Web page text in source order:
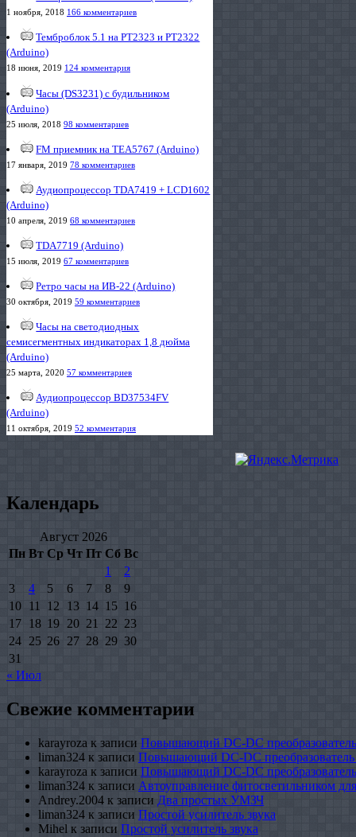
1 ноября, 2018 166 комментариев
Темброблок 5.1 на PT2323 и PT2322
(Arduino)
18 июня, 2019 124 комментария
Часы (DS3231) с будильником
(Arduino)
25 июля, 2018 98 комментариев
FM приемник на TEA5767 (Arduino)
17 января, 2019 78 комментариев
Аудиопроцессор TDA7419 + LCD1602
(Arduino)
10 апреля, 2019 68 комментариев
TDA7719 (Arduino)
15 июля, 2019 67 комментариев
Ретро часы на ИВ-22 (Arduino)
30 октября, 2019 59 комментариев
Часы на светодиодных
семисегментных индикаторах 1,8 дюйма
(Arduino)
25 марта, 2020 57 комментариев
Аудиопроцессор BD37534FV
(Arduino)
11 октября, 2019 52 комментария
Календарь
Август 2026
Пн Вт Ср Чт Пт Сб Вс
1
2
3
4 5 6 7 8
9
10 11 12 13 14 15 16
17
18 19 20 21 22 23
24 25 26 27 28 29 30
31
« Июл
Свежие комментарии
karayroza к записи Повышающий DC-DC
liman324 к записи Повышающий DC-DC
karayroza к записи Повышающий DC-DC
liman324 к записи Автоуправление фитосветильником
Andrey.2004 к записи Два простых УМЗЧ
liman324 к записи Простой усилитель звука
Mihel к записи Простой усилитель звука